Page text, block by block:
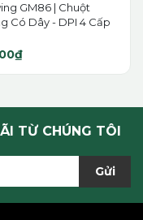
GM86 | Chuột
Có Dây - DPI 4 Cấp
TỪ CHÚNG TÔI
Gửi